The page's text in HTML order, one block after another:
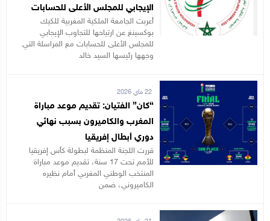
الإيجابي للمجلس الأعلى للحسابات
أعربت الجامعة الملكية المغربية للكيك
بوكسينغ عن ارتياحها للتجاوب الإيجابي
للمجلس الأعلى للحسابات مع المراسلة التي
وجهها رئيسها السيد خالد
22 ماي 2026
“كان” الفتيان: تقديم موعد مباراة
المغرب والكاميرون بسبب نهائي
دوري أبطال إفريقيا
قررت اللجنة المنظمة لبطولة كأس إفريقيا
للأمم تحت 17 سنة، تقديم موعد مباراة
المنتخب الوطني المغربي أمام نظيره
الكاميروني، ضمن